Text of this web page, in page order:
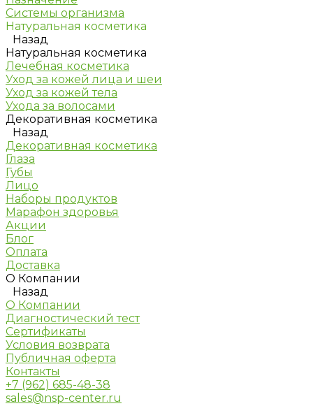
Системы организма
Натуральная косметика
Назад
Натуральная косметика
Лечебная косметика
Уход за кожей лица и шеи
Уход за кожей тела
Ухода за волосами
Декоративная косметика
Назад
Декоративная косметика
Глаза
Губы
Лицо
Наборы продуктов
Марафон здоровья
Акции
Блог
Оплата
Доставка
О Компании
Назад
О Компании
Диагностический тест
Сертификаты
Условия возврата
Публичная оферта
Контакты
+7 (962) 685-48-38
sales@nsp-center.ru